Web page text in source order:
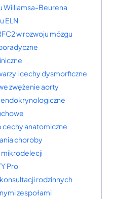
Williamsa-Beurena
ELN
w rozwoju mózgu
i cechy dysmorficzne
zwężenie aorty
endokrynologiczne
cechy anatomiczne
choroby
mikrodelecji
Pro
rodzinnych
zespołami